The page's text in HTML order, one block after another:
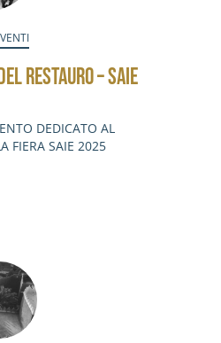
RESTAURO – SAIE
DEDICATO AL
FIERA SAIE 2025